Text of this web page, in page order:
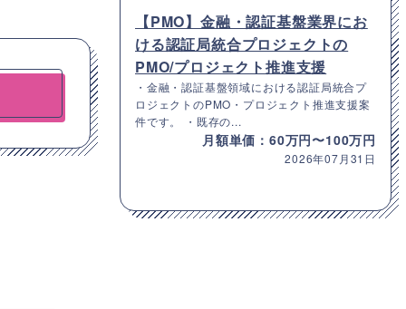
【PMO】金融・認証基盤業界にお
ける認証局統合プロジェクトの
PMO/プロジェクト推進支援
・金融・認証基盤領域における認証局統合プ
ロジェクトのPMO・プロジェクト推進支援案
件です。 ・既存の...
月額単価：60万円〜100万円
2026年07月31日